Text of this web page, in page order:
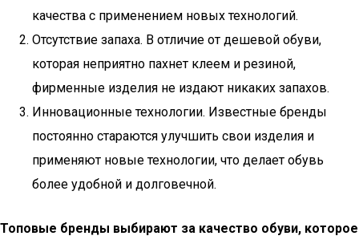
качества с применением новых технологий.
Отсутствие запаха. В отличие от дешевой обуви,
которая неприятно пахнет клеем и резиной,
фирменные изделия не издают никаких запахов.
Инновационные технологии. Известные бренды
постоянно стараются улучшить свои изделия и
применяют новые технологии, что делает обувь
более удобной и долговечной.
Топовые бренды выбирают за качество обуви, которое